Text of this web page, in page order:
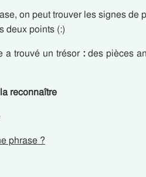
on peut trouver les signes
deux points (:)
a trouvé un trésor : des pièces
reconnaître
phrase ?